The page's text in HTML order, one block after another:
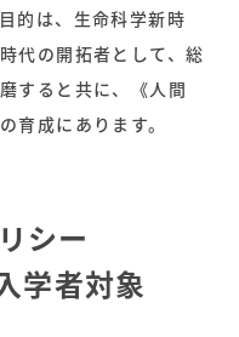
的は、生命科学新時
代の開拓者として、総
すると共に、《人間
育成にあります。
シー
学者対象